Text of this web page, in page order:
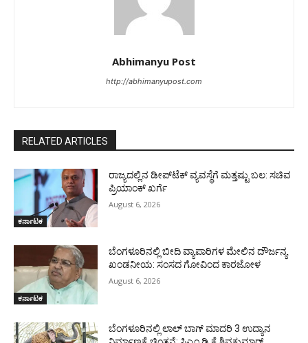
Abhimanyu Post
http://abhimanyupost.com
RELATED ARTICLES
ಕರ್ನಾಟಕ
ರಾಜ್ಯದಲ್ಲಿನ ಡೀಪ್‌ಟೆಕ್‌ ವ್ಯವಸ್ಥೆಗೆ ಮತ್ತಷ್ಟು ಬಲ: ಸಚಿವ
ಪ್ರಿಯಾಂಕ್ ಖರ್ಗೆ
August 6, 2026
ಕರ್ನಾಟಕ
ಬೆಂಗಳೂರಿನಲ್ಲಿ ಬೀದಿ ವ್ಯಾಪಾರಿಗಳ ಮೇಲಿನ ದೌರ್ಜನ್ಯ
ಖಂಡನೀಯ: ಸಂಸದ ಗೋವಿಂದ ಕಾರಜೋಳ
August 6, 2026
ಬೆಂಗಳೂರಿನಲ್ಲಿ ಲಾಲ್ ಬಾಗ್ ಮಾದರಿ 3 ಉದ್ಯಾನ